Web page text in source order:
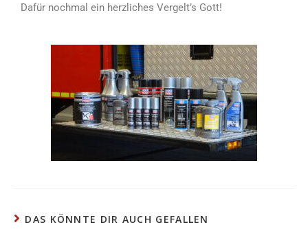
Dafür nochmal ein herzliches Vergelt’s Gott!
DAS KÖNNTE DIR AUCH GEFALLEN